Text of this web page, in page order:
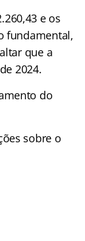
e os
fundamental,
que a
2024.
do
sobre o